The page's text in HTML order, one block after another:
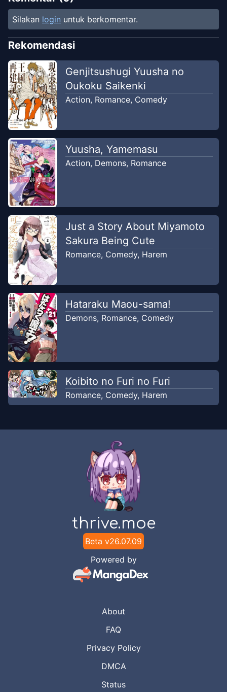
Silakan login untuk berkomentar.
Rekomendasi
Genjitsushugi Yuusha no
Oukoku Saikenki
Action, Romance, Comedy
Yuusha, Yamemasu
Action, Demons, Romance
Just a Story About Miyamoto
Sakura Being Cute
Romance, Comedy, Harem
Hataraku Maou-sama!
Demons, Romance, Comedy
Koibito no Furi no Furi
Romance, Comedy, Harem
thrive.moe
Beta v26.07.09
Powered by
About
FAQ
Privacy Policy
DMCA
Status